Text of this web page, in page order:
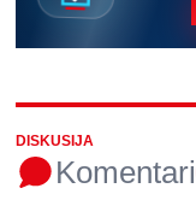
DISKUSIJA
Komentari